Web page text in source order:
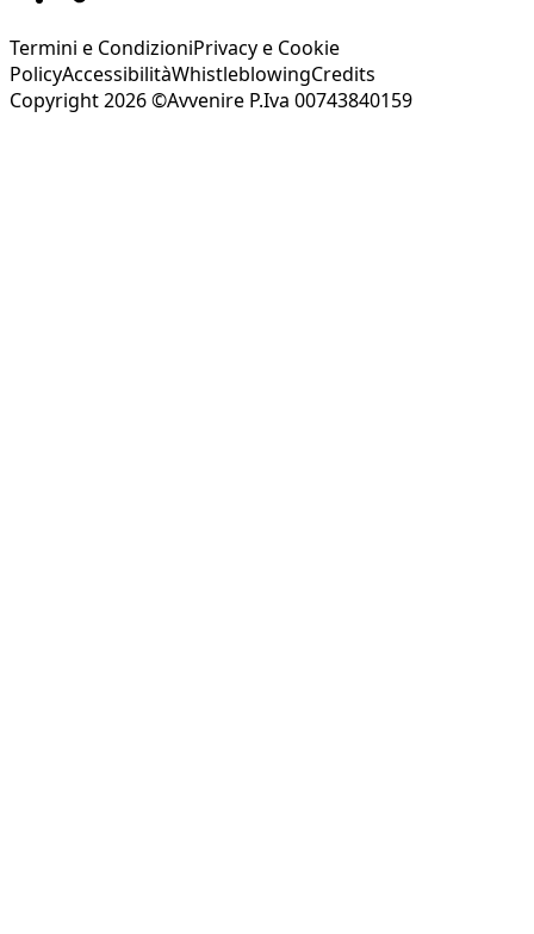
Termini e CondizioniPrivacy e Cookie
PolicyAccessibilitàWhistleblowingCredits
Copyright 2026 ©Avvenire P.Iva 00743840159